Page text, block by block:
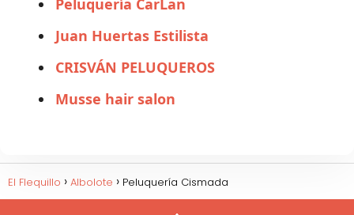
Peluquería CarLan
Juan Huertas Estilista
CRISVÁN PELUQUEROS
Musse hair salon
El Flequillo Albolote Peluquería Cismada